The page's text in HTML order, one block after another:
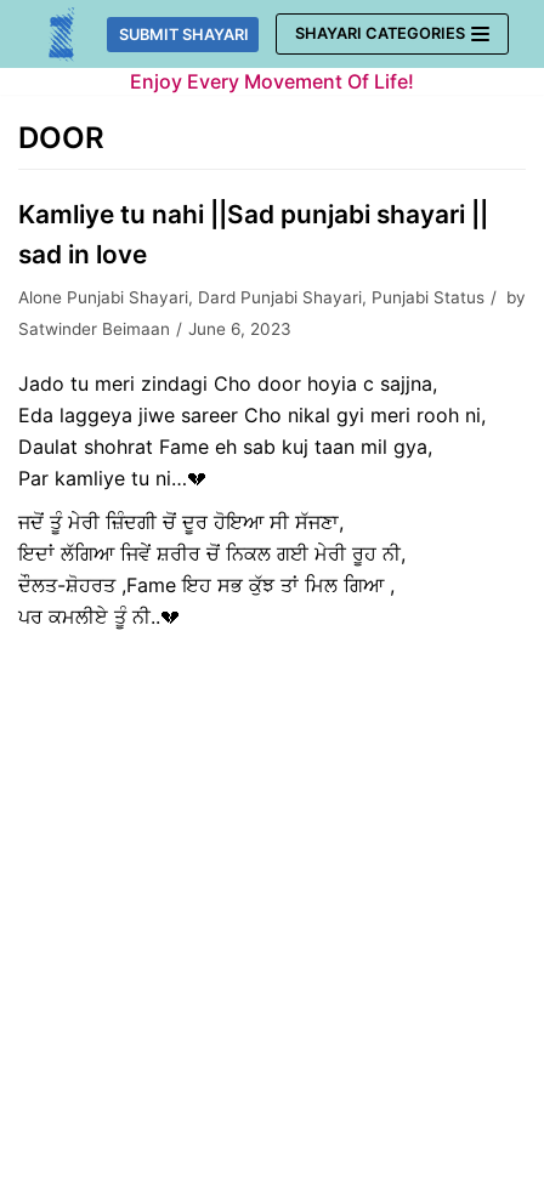
Skip
SUBMIT SHAYARI SHAYARI CATEGORIES
Enjoy Every Movement Of Life!
DOOR
Kamliye tu nahi ||Sad punjabi shayari ||
sad in love
Alone Punjabi Shayari, Dard Punjabi Shayari, Punjabi Status
by
Satwinder Beimaan
June 6, 2023
Jado tu meri zindagi Cho door hoyia c sajjna,
Eda laggeya jiwe sareer Cho nikal gyi meri rooh ni,
Daulat shohrat Fame eh sab kuj taan mil gya,
Par kamliye tu ni…💔
ਜਦੋਂ ਤੂੰ ਮੇਰੀ ਜ਼ਿੰਦਗੀ ਚੋਂ ਦੂਰ ਹੋਇਆ ਸੀ ਸੱਜਣਾ,
ਇਦਾਂ ਲੱਗਿਆ ਜਿਵੇਂ ਸ਼ਰੀਰ ਚੋਂ ਨਿਕਲ ਗਈ ਮੇਰੀ ਰੂਹ ਨੀ,
ਦੌਲਤ-ਸ਼ੋਹਰਤ ,Fame ਇਹ ਸਭ ਕੁੱਝ ਤਾਂ ਮਿਲ ਗਿਆ ,
ਪਰ ਕਮਲੀਏ ਤੂੰ ਨੀ..💔